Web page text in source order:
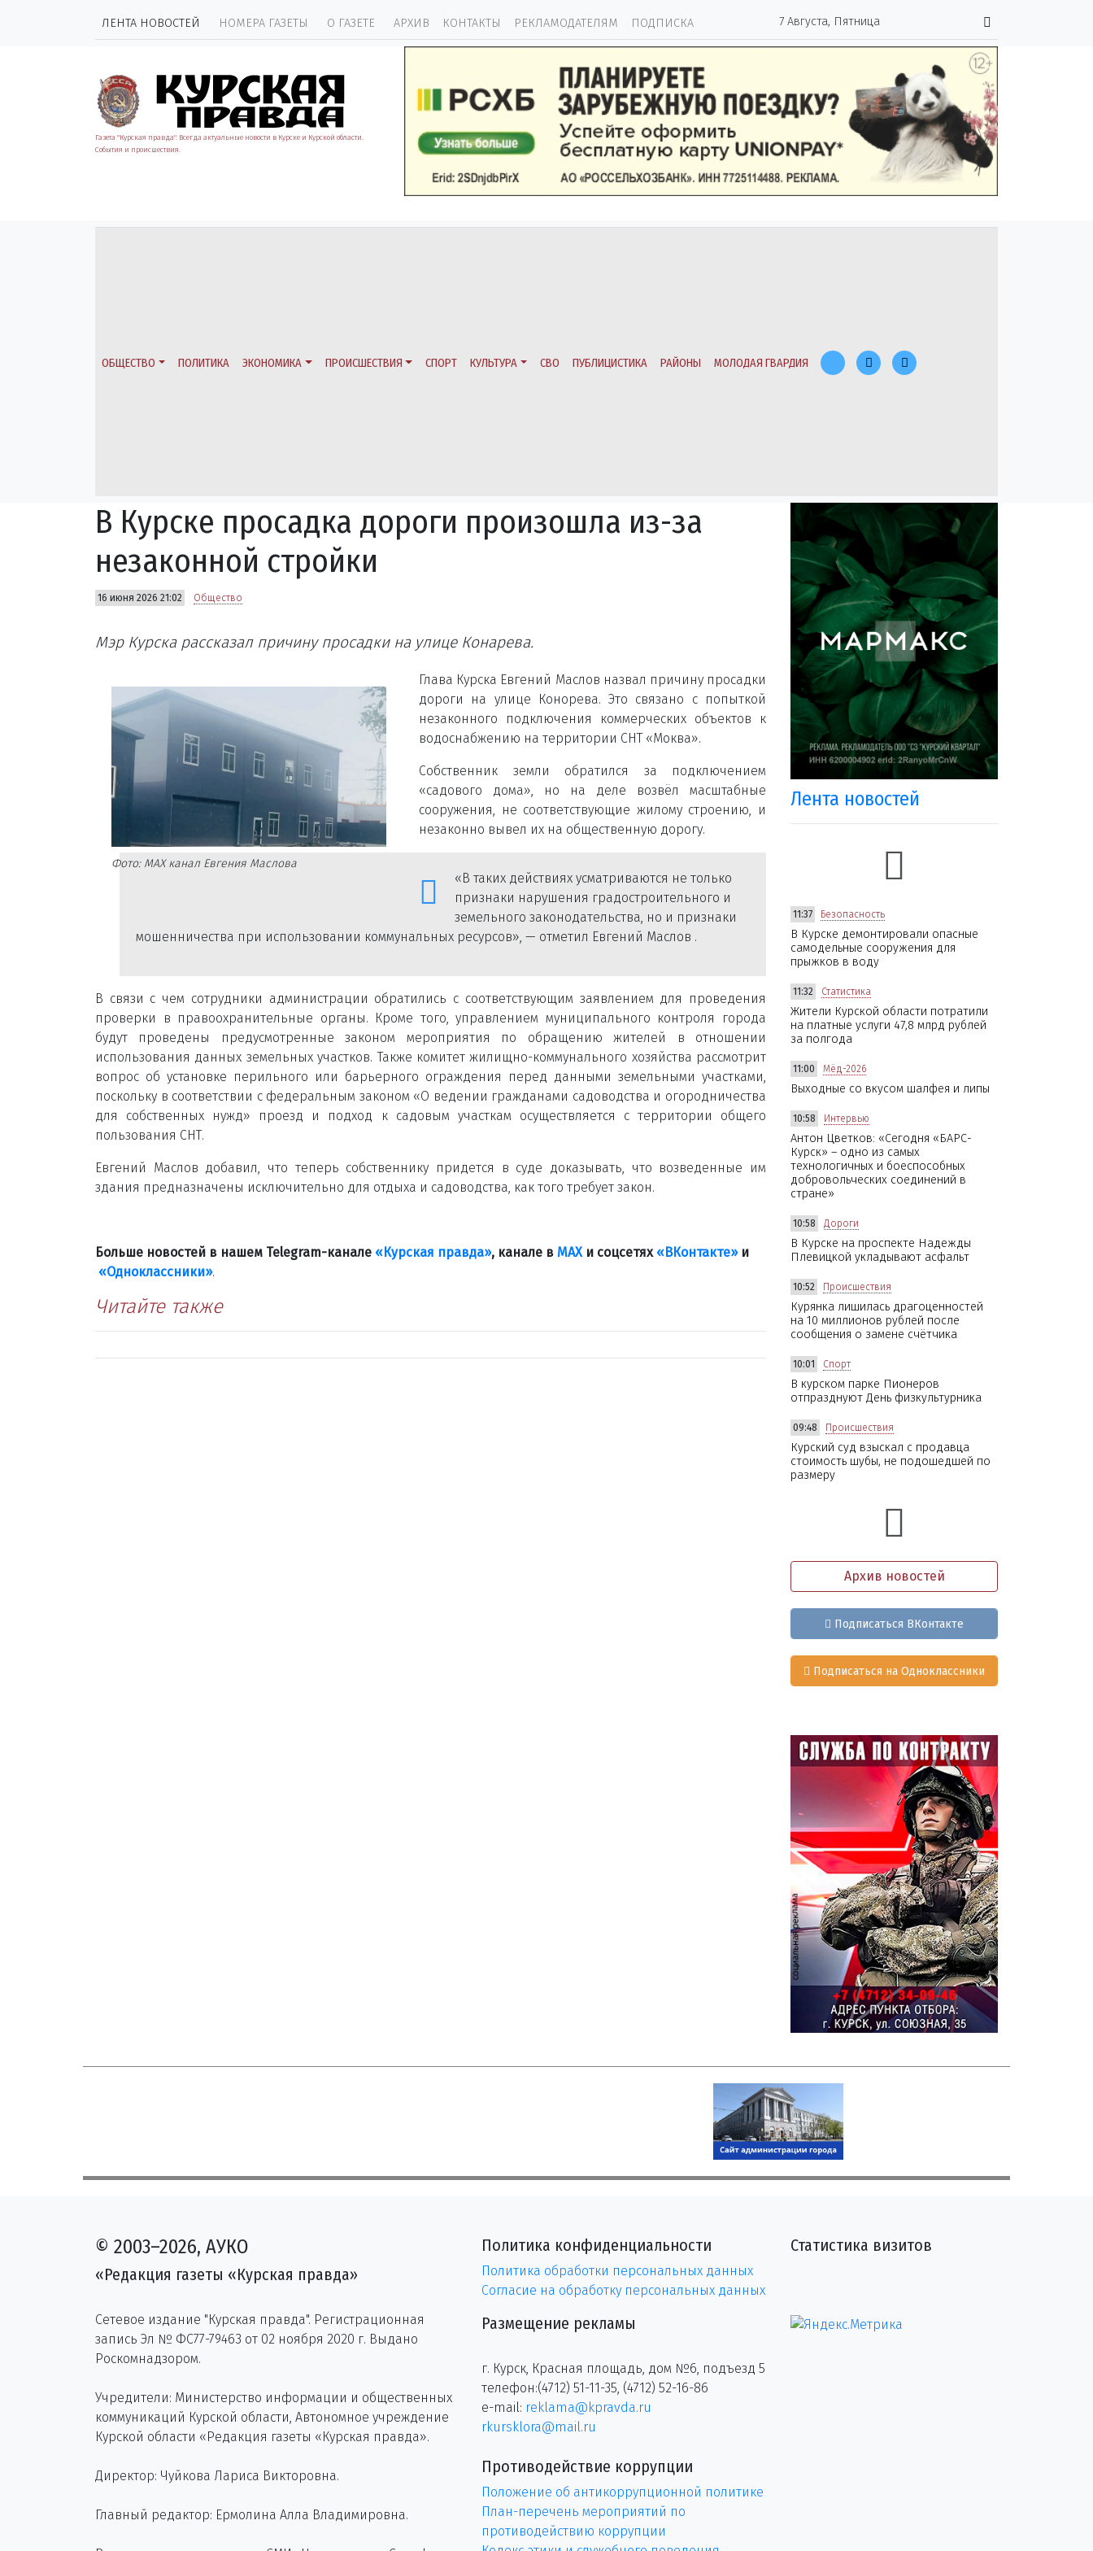
ЛЕНТА НОВОСТЕЙ НОМЕРА ГАЗЕТЫ О ГАЗЕТЕ АРХИВ КОНТАКТЫ РЕКЛАМОДАТЕЛЯМ ПОДПИСКА 7 Августа, Пятница
Газета "Курская правда". Всегда актуальные новости в Курске и Курской области.
События и происшествия.
ОБЩЕСТВО ПОЛИТИКА ЭКОНОМИКА ПРОИСШЕСТВИЯ СПОРТ КУЛЬТУРА СВО ПУБЛИЦИСТИКА РАЙОНЫ МОЛОДАЯ ГВАРДИЯ
В Курске просадка дороги произошла из-за
незаконной стройки
16 июня 2026 21:02 Общество
Мэр Курска рассказал причину просадки на улице Конарева.
Фото: МАХ канал Евгения Маслова
Глава Курска Евгений Маслов назвал причину просадки
дороги на улице Конорева. Это связано с попыткой
незаконного подключения коммерческих объектов к
водоснабжению на территории СНТ «Моква».
Собственник земли обратился за подключением
«садового дома», но на деле возвёл масштабные
сооружения, не соответствующие жилому строению, и
незаконно вывел их на общественную дорогу.
«В таких действиях усматриваются не только
признаки нарушения градостроительного и
земельного законодательства, но и признаки
мошенничества при использовании коммунальных ресурсов», — отметил Евгений Маслов .
В связи с чем сотрудники администрации обратились с соответствующим заявлением для проведения
проверки в правоохранительные органы. Кроме того, управлением муниципального контроля города
будут проведены предусмотренные законом мероприятия по обращению жителей в отношении
использования данных земельных участков. Также комитет жилищно-коммунального хозяйства рассмотрит
вопрос об установке перильного или барьерного ограждения перед данными земельными участками,
поскольку в соответствии с федеральным законом «О ведении гражданами садоводства и огородничества
для собственных нужд» проезд и подход к садовым участкам осуществляется с территории общего
пользования СНТ.
Евгений Маслов добавил, что теперь собственнику придется в суде доказывать, что возведенные им
здания предназначены исключительно для отдыха и садоводства, как того требует закон.
Больше новостей в нашем Telegram-канале «Курская правда», канале в МАХи соцсетях «ВКонтакте»и
«Одноклассники».
Читайте также
Лента новостей
11:37 Безопасность
В Курске демонтировали опасные
самодельные сооружения для
прыжков в воду
11:32 Статистика
Жители Курской области потратили
на платные услуги 47,8 млрд рублей
за полгода
11:00 Мёд-2026
Выходные со вкусом шалфея и липы
10:58 Интервью
Антон Цветков: «Сегодня «БАРС-
Курск» – одно из самых
технологичных и боеспособных
добровольческих соединений в
стране»
10:58 Дороги
В Курске на проспекте Надежды
Плевицкой укладывают асфальт
10:52 Происшествия
Курянка лишилась драгоценностей
на 10 миллионов рублей после
сообщения о замене счётчика
10:01 Спорт
В курском парке Пионеров
отпразднуют День физкультурника
09:48 Происшествия
Курский суд взыскал с продавца
стоимость шубы, не подошедшей по
размеру
Архив новостей
Подписаться ВКонтакте
Подписаться на Одноклассники
© 2003–2026, АУКО
«Редакция газеты «Курская правда»
Сетевое издание "Курская правда". Регистрационная
запись Эл № ФС77-79463 от 02 ноября 2020 г. Выдано
Роскомнадзором.
Учредители: Министерство информации и общественных
коммуникаций Курской области, Автономное учреждение
Курской области «Редакция газеты «Курская правда».
Директор: Чуйкова Лариса Викторовна.
Главный редактор: Ермолина Алла Владимировна.
Политика конфиденциальности
Политика обработки персональных данных
Согласие на обработку персональных данных
Размещение рекламы
г. Курск, Красная площадь, дом №6, подъезд 5
телефон:(4712) 51-11-35, (4712) 52-16-86
e-mail: reklama@kpravda.ru
rkursklora@mail.ru
Противодействие коррупции
Положение об антикоррупционной политике
План-перечень мероприятий по
противодействию коррупции
Статистика визитов